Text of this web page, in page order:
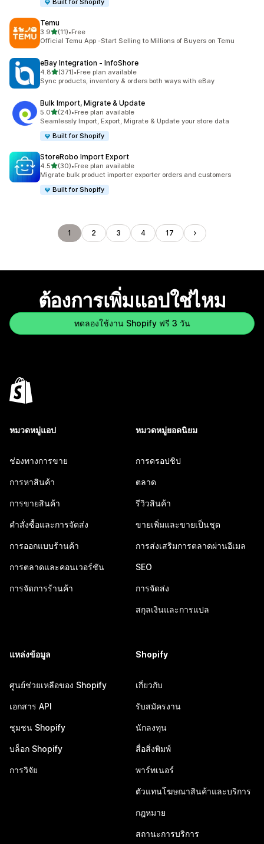
Built for Shopify
Temu
3.9เต็ม 5 ดาว
(11)
ทั้งหมด 11 รีวิว
•Free
Official Temu App -Start Selling to Millions of Buyers on Temu
eBay Integration ‑ InfoShore
4.8เต็ม 5 ดาว
(371)
ทั้งหมด 371 รีวิว
•Free plan available
Sync products, inventory & orders both ways with eBay
Bulk Import, Migrate & Update
5.0เต็ม 5 ดาว
(24)
ทั้งหมด 24 รีวิว
•Free plan available
Seamlessly Import, Export, Migrate & Update your store data
Built for Shopify
StoreRobo Import Export
4.5เต็ม 5 ดาว
(30)
ทั้งหมด 30 รีวิว
•Free plan available
Migrate bulk product importer exporter orders and customers
Built for Shopify
1 2 3 4 17
ต้องการเพิ่มแอปใช่ไหม
ทดลองใช้งาน Shopify ฟรี 3 วัน
หมวดหมู่แอป
ช่องทางการขาย
การหาสินค้า
การขายสินค้า
คำสั่งซื้อและการจัดส่ง
การออกแบบร้านค้า
การตลาดและคอนเวอร์ชัน
การจัดการร้านค้า
หมวดหมู่ยอดนิยม
การดรอปชิป
ตลาด
รีวิวสินค้า
ขายเพิ่มและขายเป็นชุด
การส่งเสริมการตลาดผ่านอีเมล
SEO
การจัดส่ง
สกุลเงินและการแปล
แหล่งข้อมูล
ศูนย์ช่วยเหลือของ Shopify
เอกสาร API
ชุมชน Shopify
บล็อก Shopify
การวิจัย
Shopify
เกี่ยวกับ
รับสมัครงาน
นักลงทุน
สื่อสิ่งพิมพ์
พาร์ทเนอร์
ตัวแทนโฆษณาสินค้าและบริการ
กฎหมาย
สถานะการบริการ